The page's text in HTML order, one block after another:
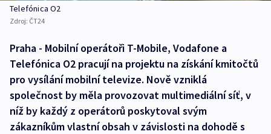
Telefónica O2
Zdroj: ČT24
Praha - Mobilní operátoři T-Mobile, Vodafone a
Telefónica O2 pracují na projektu na získání kmitočtů
pro vysílání mobilní televize. Nově vzniklá
společnost by měla provozovat multimediální síť, v
níž by každý z operátorů poskytoval svým
zákazníkům vlastní obsah v závislosti na dohodě s